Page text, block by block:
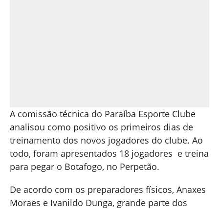
A comissão técnica do Paraíba Esporte Clube
analisou como positivo os primeiros dias de
treinamento dos novos jogadores do clube. Ao
todo, foram apresentados 18 jogadores e treina
para pegar o Botafogo, no Perpetão.
De acordo com os preparadores físicos, Anaxes
Moraes e Ivanildo Dunga, grande parte dos